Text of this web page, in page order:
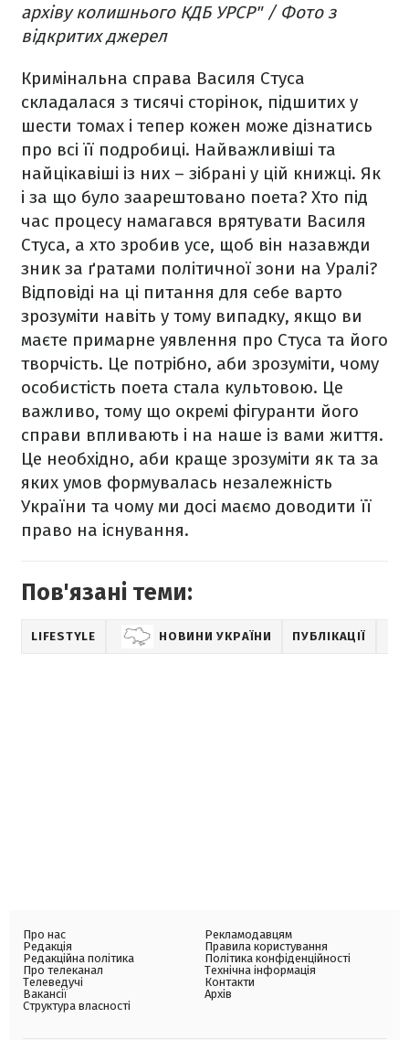
архіву колишнього КДБ УРСР" / Фото з
відкритих джерел
Кримінальна справа Василя Стуса
складалася з тисячі сторінок, підшитих у
шести томах і тепер кожен може дізнатись
про всі її подробиці. Найважливіші та
найцікавіші із них – зібрані у цій книжці. Як
і за що було заарештовано поета? Хто під
час процесу намагався врятувати Василя
Стуса, а хто зробив усе, щоб він назавжди
зник за ґратами політичної зони на Уралі?
Відповіді на ці питання для себе варто
зрозуміти навіть у тому випадку, якщо ви
маєте примарне уявлення про Стуса та його
творчість. Це потрібно, аби зрозуміти, чому
особистість поета стала культовою. Це
важливо, тому що окремі фігуранти його
справи впливають і на наше із вами життя.
Це необхідно, аби краще зрозуміти як та за
яких умов формувалась незалежність
України та чому ми досі маємо доводити її
право на існування.
Пов'язані теми:
LIFESTYLE НОВИНИ УКРАЇНИ ПУБЛІКАЦІЇ
Про нас
Редакція
Редакційна політика
Про телеканал
Телеведучі
Вакансії
Структура власності
Рекламодавцям
Правила користування
Політика конфіденційності
Технічна інформація
Контакти
Архів